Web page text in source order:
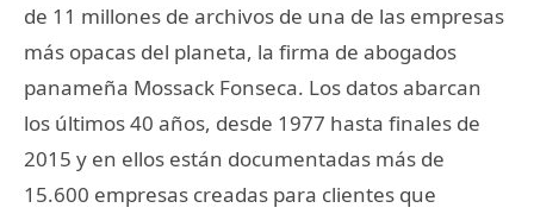
de 11 millones de archivos de una de las empresas
más opacas del planeta, la firma de abogados
panameña Mossack Fonseca. Los datos abarcan
los últimos 40 años, desde 1977 hasta finales de
2015 y en ellos están documentadas más de
15.600 empresas creadas para clientes que